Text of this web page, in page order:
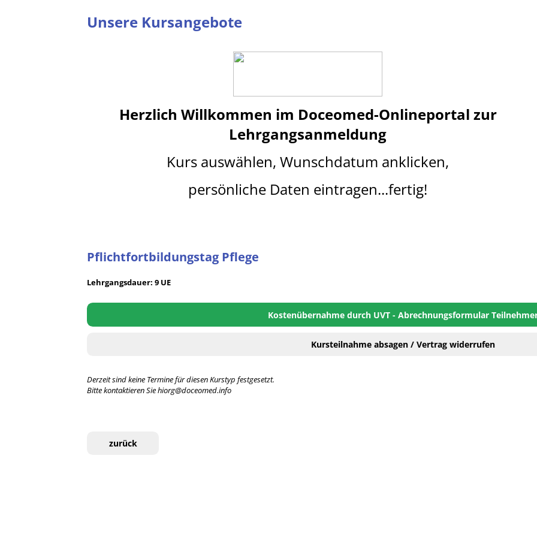
Unsere Kursangebote
Herzlich Willkommen im Doceomed-Onlineportal zur
Lehrgangsanmeldung
Kurs auswählen, Wunschdatum anklicken,
persönliche Daten eintragen...fertig!
Pflichtfortbildungstag Pflege
Lehrgangsdauer: 9 UE
Kostenübernahme durch UVT - Abrechnungsformular
Kursteilnahme absagen / Vertrag widerrufen
Derzeit sind keine Termine für diesen Kurstyp festgesetzt.
Bitte kontaktieren Sie hiorg@doceomed.info
zurück